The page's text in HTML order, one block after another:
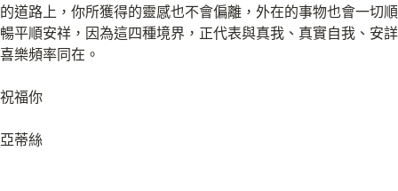
的道路上，你所獲得的靈感也不會偏離，外在的事物也會一切順
暢平順安祥，因為這四種境界，正代表與真我、真實自我、安詳
喜樂頻率同在。
祝福你
亞蒂絲